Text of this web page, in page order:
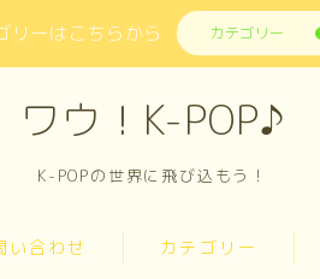
リーはこちらから カテゴリー
ワウ！K-POP♪
K-POPの世界に飛び込もう！
い合わせ カテゴリー